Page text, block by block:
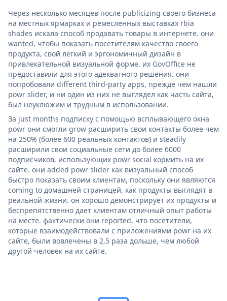
Через несколько месяцев после publicizing своего бизнеса
на местных ярмарках и ремесленных выставках rbia
shades искала способ продавать товары в интернете. они
wanted, чтобы показать посетителям качество своего
продукта, свой легкий и эргономичный дизайн в
привлекательной визуальной форме. их GovOffice не
предоставили для этого адекватного решения. они
попробовали different third-party apps, прежде чем нашли
powr slider, и ни один из них не выглядел как часть сайта,
был неуклюжим и трудным в использовании.
За just months подписку с помощью всплывающего окна
powr они смогли grow расширить свои контакты более чем
на 250% (более 600 реальных контактов) и steadily
расширили свои социальные сети до более 6000
подписчиков, использующих powr social кормить на их
сайте. они added powr slider как визуальный способ
быстро показать своим клиентам, поскольку они являются
coming to домашней страницей, как продукты выглядят в
реальной жизни. он хорошо демонстрирует их продукты и
беспрепятственно дает клиентам отличный опыт работы
на месте. фактически они reported, что посетители,
которые взаимодействовали с приложениями powr на их
сайте, были вовлечены в 2,5 раза дольше, чем любой
другой человек на их сайте.